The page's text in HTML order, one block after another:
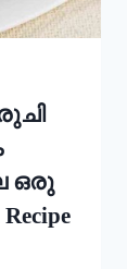
ഒരു